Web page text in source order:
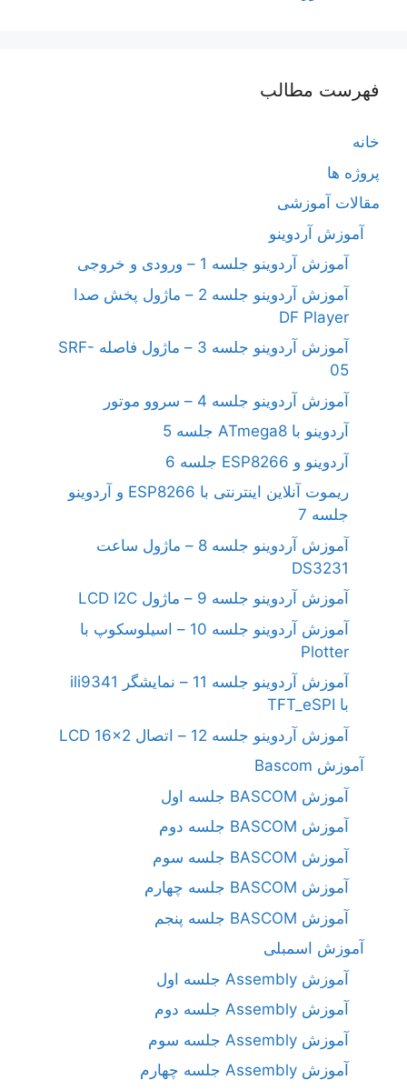
فهرست مطالب
خانه
پروژه ها
مقالات آموزشی
آموزش آردوینو
آموزش آردوینو جلسه 1 – ورودی و خروجی
آموزش آردوینو جلسه 2 – ماژول پخش صدا
DF Player
آموزش آردوینو جلسه 3 – ماژول فاصله SRF-
05
آموزش آردوینو جلسه 4 – سروو موتور
آردوینو با ATmega8 جلسه 5
آردوینو و ESP8266 جلسه 6
ریموت آنلاین اینترنتی با ESP8266 و آردوینو
جلسه 7
آموزش آردوینو جلسه 8 – ماژول ساعت
DS3231
آموزش آردوینو جلسه 9 – ماژول LCD I2C
آموزش آردوینو جلسه 10 – اسیلوسکوپ با
Plotter
آموزش آردوینو جلسه 11 – نمایشگر ili9341
با TFT_eSPI
آموزش آردوینو جلسه 12 – اتصال LCD 16×2
آموزش Bascom
آموزش BASCOM جلسه اول
آموزش BASCOM جلسه دوم
آموزش BASCOM جلسه سوم
آموزش BASCOM جلسه چهارم
آموزش BASCOM جلسه پنجم
آموزش اسمبلی
آموزش Assembly جلسه اول
آموزش Assembly جلسه دوم
آموزش Assembly جلسه سوم
آموزش Assembly جلسه چهارم